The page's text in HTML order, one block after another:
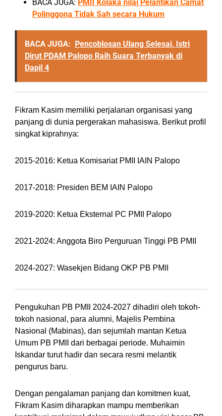
BACA JUGA: PMII Kolaka nilai Pelantikan Camat
Polinggona Tidak Sah secara Hukum
BACA JUGA: Pencoblosan Ulang Selesai, Istri
Dirut PDAM Palopo Raih Suara Terbanyak di
Dapil 4
Fikram Kasim memiliki perjalanan organisasi yang
panjang di dunia pergerakan mahasiswa. Berikut profil
singkat kiprahnya:
2015-2016: Ketua Komisariat PMII IAIN Palopo
2017-2018: Presiden BEM IAIN Palopo
2019-2020: Ketua Eksternal PC PMII Palopo
2021-2024: Anggota Biro Perguruan Tinggi PB PMII
2024-2027: Wasekjen Bidang OKP PB PMII
Pengukuhan PB PMII 2024-2027 dihadiri oleh tokoh-
tokoh nasional, para alumni, Majelis Pembina
Nasional (Mabinas), dan sejumlah mantan Ketua
Umum PB PMII dari berbagai periode. Muhaimin
Iskandar turut hadir dan secara resmi melantik
pengurus baru.
Dengan pengalaman panjang dan komitmen kuat,
Fikram Kasim diharapkan mampu memberikan